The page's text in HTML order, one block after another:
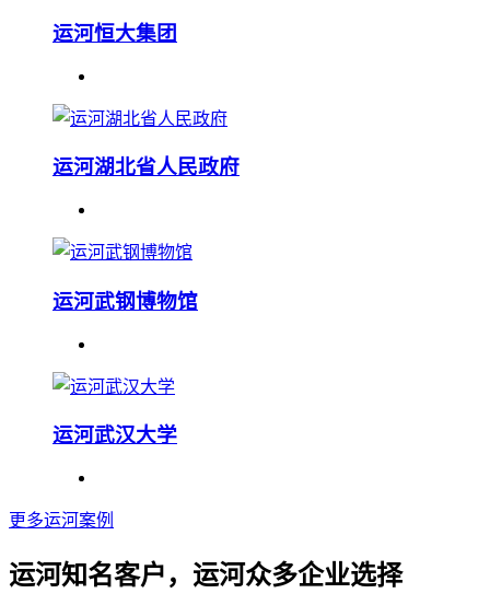
运河恒大集团
运河湖北省人民政府
运河武钢博物馆
运河武汉大学
更多运河案例
运河知名客户，运河众多企业选择